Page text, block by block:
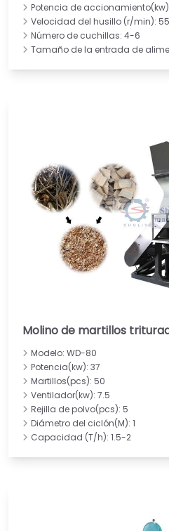
Potencia de
Velocidad del husillo (r/min):
Número de cuchillas: 4-6
Tamaño de la entrada de
Molino de martillos
Modelo: WD-80
Potencia(kw): 37
Martillos(pcs): 50
Ventilador(kw): 7.5
Rejilla de polvo(pcs): 5
Diámetro del ciclón(M): 1
Capacidad (T/h): 1.5-2